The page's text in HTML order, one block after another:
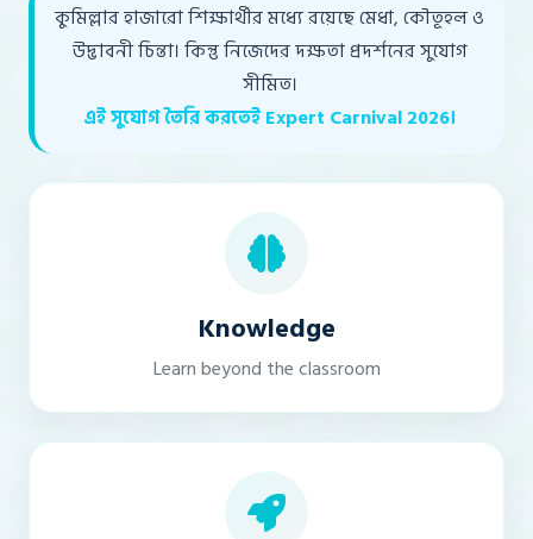
কুমিল্লার হাজারো শিক্ষার্থীর মধ্যে রয়েছে মেধা, কৌতূহল ও
উদ্ভাবনী চিন্তা। কিন্তু নিজেদের দক্ষতা প্রদর্শনের সুযোগ
সীমিত।
এই সুযোগ তৈরি করতেই Expert Carnival 2026।
Knowledge
Learn beyond the classroom